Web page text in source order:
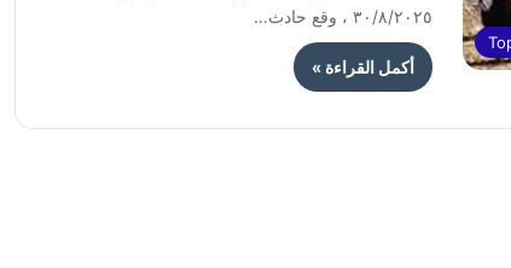
٣٠/٨/٢٠٢٥ ، وقع حادث…
أكمل القراءة »